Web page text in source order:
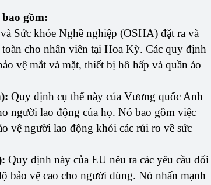
gồm:
Sức khỏe Nghề nghiệp (OSHA) đặt ra và
cho nhân viên tại Hoa Kỳ. Các quy định
vệ mắt và mặt, thiết bị hô hấp và quần áo
Quy định cụ thể này của Vương quốc Anh
người lao động của họ. Nó bao gồm việc
vệ người lao động khỏi các rủi ro về sức
Quy định này của EU nêu ra các yêu cầu đối
bảo vệ cao cho người dùng. Nó nhấn mạnh